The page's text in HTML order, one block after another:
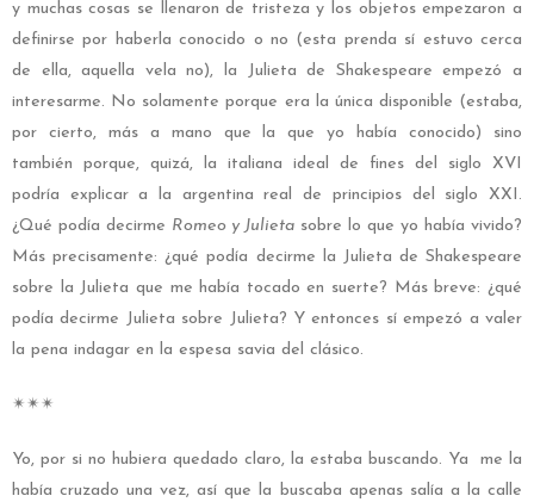
y muchas cosas se llenaron de tristeza y los objetos empezaron a
definirse por haberla conocido o no (esta prenda sí estuvo cerca
de ella, aquella vela no), la Julieta de Shakespeare empezó a
interesarme. No solamente porque era la única disponible (estaba,
por cierto, más a mano que la que yo había conocido) sino
también porque, quizá, la italiana ideal de fines del siglo XVI
podría explicar a la argentina real de principios del siglo XXI.
¿Qué podía decirme Romeo y Julieta sobre lo que yo había vivido?
Más precisamente: ¿qué podía decirme la Julieta de Shakespeare
sobre la Julieta que me había tocado en suerte? Más breve: ¿qué
podía decirme Julieta sobre Julieta? Y entonces sí empezó a valer
la pena indagar en la espesa savia del clásico.
✴︎✴︎✴︎
Yo, por si no hubiera quedado claro, la estaba buscando. Ya me la
había cruzado una vez, así que la buscaba apenas salía a la calle